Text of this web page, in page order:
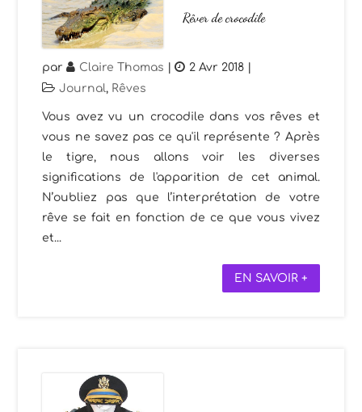
Rêver de crocodile
par Claire Thomas | 2 Avr 2018 |
Journal, Rêves
Vous avez vu un crocodile dans vos rêves et
vous ne savez pas ce qu'il représente ? Après
le tigre, nous allons voir les diverses
significations de l'apparition de cet animal.
N’oubliez pas que l’interprétation de votre
rêve se fait en fonction de ce que vous vivez
et...
EN SAVOIR +